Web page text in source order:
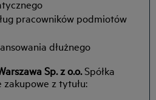
pracowników podmiotów
dłużnego
Sp. z o.o.Spółka
zakupowe z tytułu: